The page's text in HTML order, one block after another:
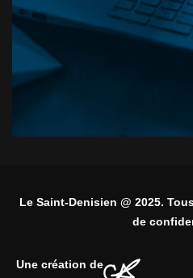
Le Saint-Denisien @ 2025.
de
Une création de